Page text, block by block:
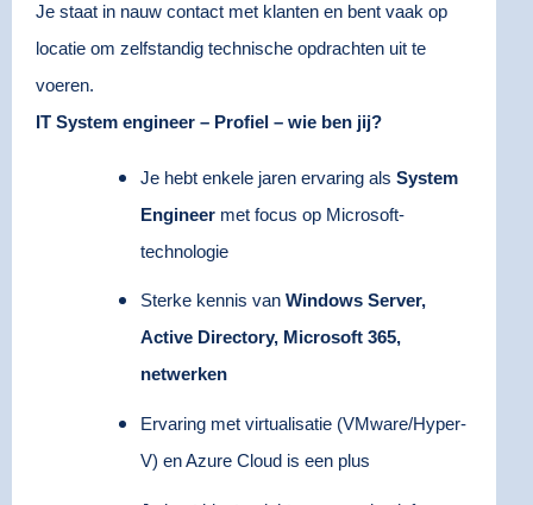
Je staat in nauw contact met klanten en bent vaak op
locatie om zelfstandig technische opdrachten uit te
voeren.
IT System engineer – Profiel – wie ben jij?
Je hebt enkele jaren ervaring als System
Engineer met focus op Microsoft-
technologie
Sterke kennis van Windows Server,
Active Directory, Microsoft 365,
netwerken
Ervaring met virtualisatie (VMware/Hyper-
V) en Azure Cloud is een plus